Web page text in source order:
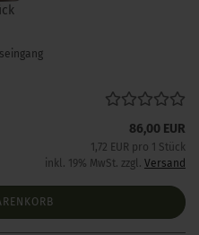
86,00 EUR
1,72 EUR pro 1 Stück
inkl. 19% MwSt. zzgl. Versand